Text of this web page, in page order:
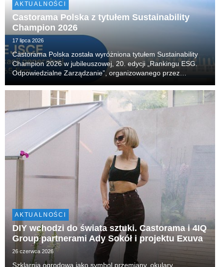
AKTUALNOŚCI
Castorama Polska z tytułem Sustainability
Champion 2026
17 lipca 2026
Castorama Polska została wyróżniona tytułem Sustainability
Champion 2026 w jubileuszowej, 20. edycji „Rankingu ESG.
Odpowiedzialne Zarządzanie”, organizowanego przez
miejsce w klasyfikacji generalnej, obejmującej 65 n...
AKTUALNOŚCI
DIY wchodzi do świata sztuki. Castorama i 4IQ
Group partnerami Ady Sokół i projektu Exuva
26 czerwca 2026
Szklarnia ogrodowa jako symbol przemiany, okulary